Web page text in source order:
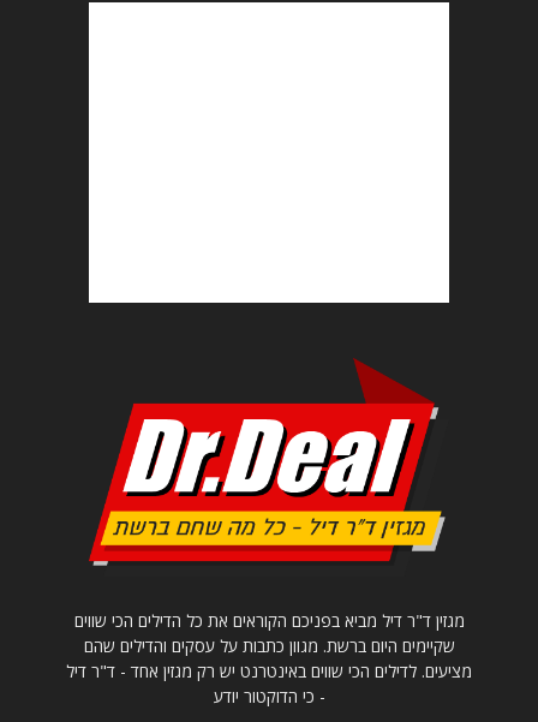
מגזין ד"ר דיל מביא בפניכם הקוראים את כל הדילים הכי שווים
שקיימים היום ברשת. מגוון כתבות על עסקים והדילים שהם
מציעים. לדילים הכי שווים באינטרנט יש רק מגזין אחד - ד"ר דיל
- כי הדוקטור יודע